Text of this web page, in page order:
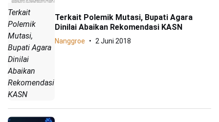
Terkait
Polemik
Mutasi,
Bupati Agara
Dinilai
Abaikan
Rekomendasi
KASN
Terkait Polemik Mutasi, Bupati Agara
Dinilai Abaikan Rekomendasi KASN
Nanggroe 2 Juni 2018